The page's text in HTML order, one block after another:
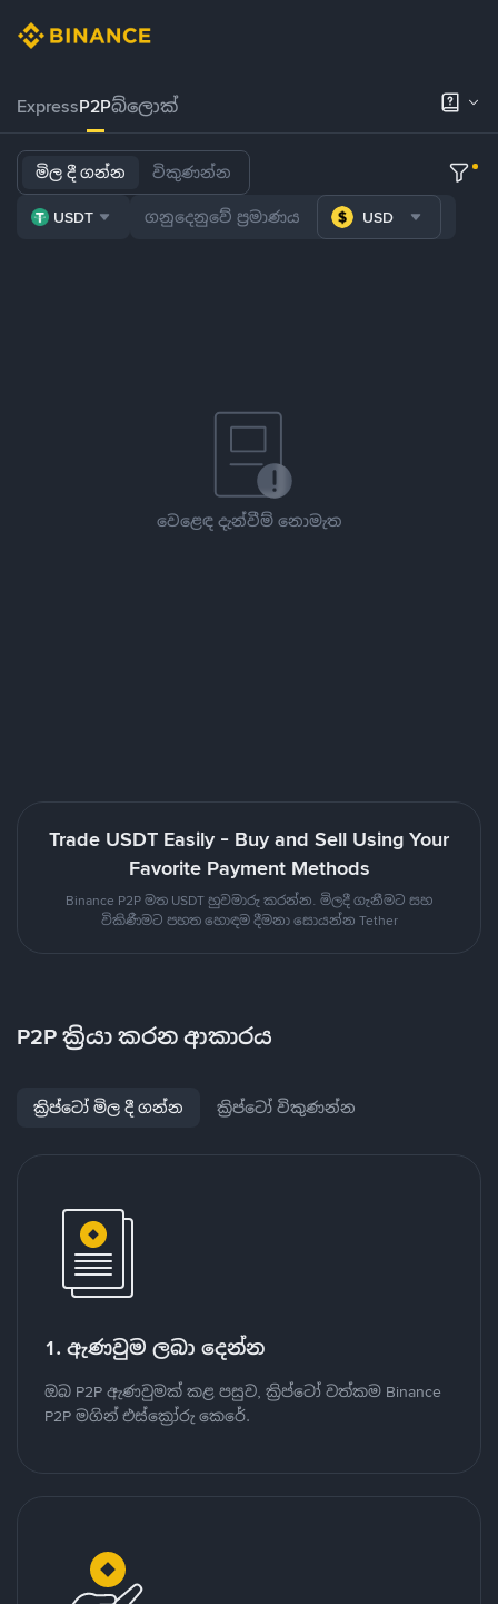
ExpressP2Pබ්ලොක්
මිල දී ගන්න විකුණන්න
USDT USD
වෙළෙඳ දැන්වීම් නොමැත
Trade USDT Easily - Buy and Sell Using Your
Favorite Payment Methods
Binance P2P මත USDT හුවමාරු කරන්න. මිලදී ගැනීමට සහ
විකිණීමට පහත හොඳම දීමනා සොයන්න Tether
P2P ක්‍රියා කරන ආකාරය
ක්‍රිප්ටෝ මිල දී ගන්න ක්‍රිප්ටෝ විකුණන්න
1. ඇණවුම ලබා දෙන්න
ඔබ P2P ඇණවුමක් කළ පසුව, ක්‍රිප්ටෝ වත්කම Binance
P2P මගින් එස්ක්‍රෝරු කෙරේ.